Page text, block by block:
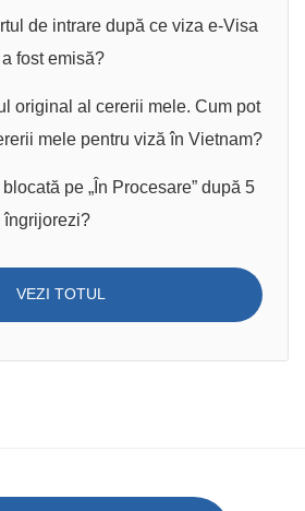
de intrare după ce viza e-Visa
fost emisă?
original al cererii mele. Cum pot
mele pentru viză în Vietnam?
pe „În Procesare” după 5
îngrijorezi?
VEZI TOTUL